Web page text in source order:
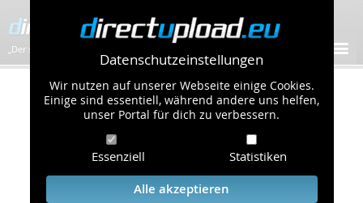
Datenschutzeinstellungen
Wir nutzen auf unserer Webseite einige Cookies.
Einige sind essentiell, während andere uns helfen,
unser Portal für dich zu verbessern.
Essenziell Statistiken
Alle akzeptieren
„Der schnellste Bilder-Hoster im Web!”
Kontakt & Support
Um eine schnelle und unkomplizierte
Bearbeitung Ihres Problems zu gewährleisten,
bitten wir Sie,
folgende Punkte zu beachten und einzuhalten.